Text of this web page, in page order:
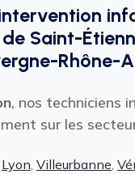
Saint-
Rhône-
, nos techniciens
sur les
Lyon Villeurbanne